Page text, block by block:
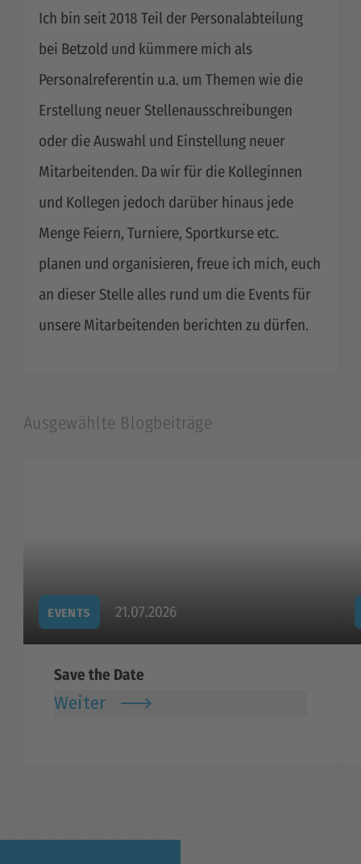
Ich bin seit 2018 Teil der Personalabteilung
bei Betzold und kümmere mich als
Personalreferentin u.a. um Themen wie die
Erstellung neuer Stellenausschreibungen
oder die Auswahl und Einstellung neuer
Mitarbeitenden. Da wir für die Kolleginnen
und Kollegen jedoch darüber hinaus jede
Menge Feiern, Turniere, Sportkurse etc.
planen und organisieren, freue ich mich, euch
an dieser Stelle alles rund um die Events für
unsere Mitarbeitenden berichten zu dürfen.
Ausgewählte Blogbeiträge
EVENTS 21.07.2026
Save the Date
Weiter